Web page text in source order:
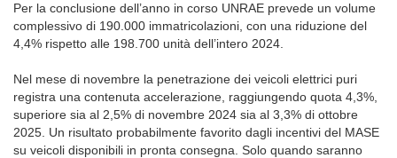
Per la conclusione dell’anno in corso UNRAE prevede un volume
complessivo di 190.000 immatricolazioni, con una riduzione del
4,4% rispetto alle 198.700 unità dell’intero 2024.
Nel mese di novembre la penetrazione dei veicoli elettrici puri
registra una contenuta accelerazione, raggiungendo quota 4,3%,
superiore sia al 2,5% di novembre 2024 sia al 3,3% di ottobre
2025. Un risultato probabilmente favorito dagli incentivi del MASE
su veicoli disponibili in pronta consegna. Solo quando saranno